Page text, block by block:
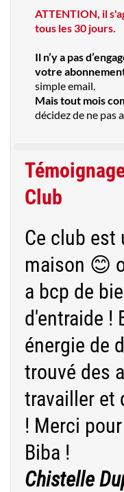
ATTENTION, il
tous les 30 jours.
Il n’y a pas
votre
simple email.
Mais tout mois
décidez de ne pas
Club
Ce club est
maison 😊
a bcp de
d'entraide !
énergie de
trouvé des
travailler et
! Merci
Biba !
Chistelle